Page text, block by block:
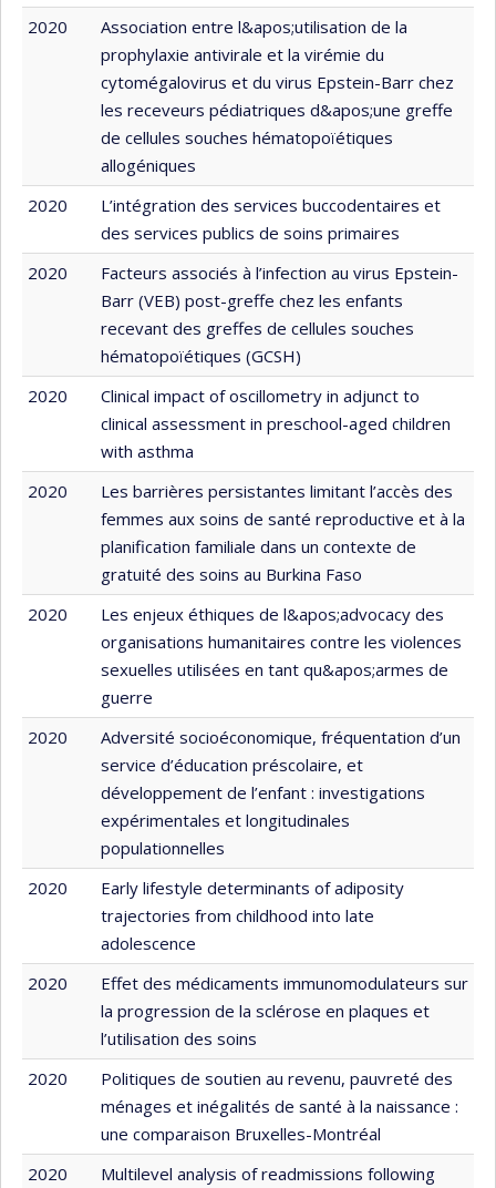
2020
Association entre l&apos;utilisation de la
prophylaxie antivirale et la virémie du
cytomégalovirus et du virus Epstein-Barr chez
les receveurs pédiatriques d&apos;une greffe
de cellules souches hématopoïétiques
allogéniques
2020
L’intégration des services buccodentaires et
des services publics de soins primaires
2020
Facteurs associés à l’infection au virus Epstein-
Barr (VEB) post-greffe chez les enfants
recevant des greffes de cellules souches
hématopoïétiques (GCSH)
2020
Clinical impact of oscillometry in adjunct to
clinical assessment in preschool-aged children
with asthma
2020
Les barrières persistantes limitant l’accès des
femmes aux soins de santé reproductive et à la
planification familiale dans un contexte de
gratuité des soins au Burkina Faso
2020
Les enjeux éthiques de l&apos;advocacy des
organisations humanitaires contre les violences
sexuelles utilisées en tant qu&apos;armes de
guerre
2020
Adversité socioéconomique, fréquentation d’un
service d’éducation préscolaire, et
développement de l’enfant : investigations
expérimentales et longitudinales
populationnelles
2020
Early lifestyle determinants of adiposity
trajectories from childhood into late
adolescence
2020
Effet des médicaments immunomodulateurs sur
la progression de la sclérose en plaques et
l’utilisation des soins
2020
Politiques de soutien au revenu, pauvreté des
ménages et inégalités de santé à la naissance :
une comparaison Bruxelles-Montréal
2020
Multilevel analysis of readmissions following